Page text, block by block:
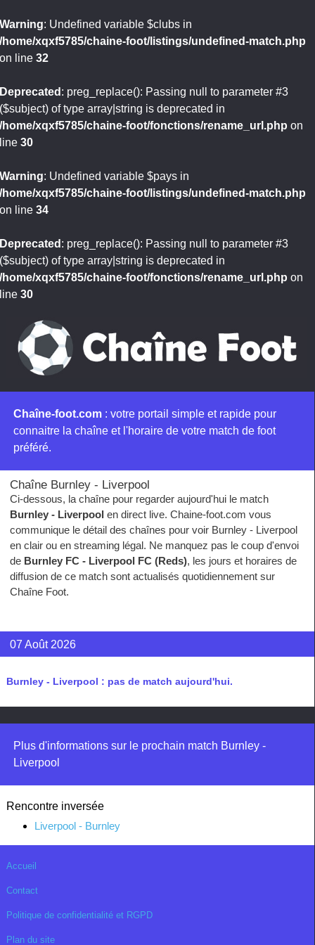
Warning: Undefined variable $clubs in
/home/xqxf5785/chaine-foot/listings/undefined-match.php
on line 32
Deprecated : preg_replace(): Passing null to parameter #3
($subject) of type array|string is deprecated in
/home/xqxf5785/chaine-foot/fonctions/rename_url.php on
line 30
Warning: Undefined variable $pays in
/home/xqxf5785/chaine-foot/listings/undefined-match.php
on line 34
Deprecated : preg_replace(): Passing null to parameter #3
($subject) of type array|string is deprecated in
/home/xqxf5785/chaine-foot/fonctions/rename_url.php on
line 30
Chaîne-foot.com : votre portail simple et rapide pour
connaitre la chaîne et l'horaire de votre match de foot
préféré.
Chaîne Burnley - Liverpool
Ci-dessous, la chaîne pour regarder aujourd'hui le match
Burnley - Liverpool en direct live. Chaine-foot.com vous
communique le détail des chaînes pour voir Burnley - Liverpool
en clair ou en streaming légal. Ne manquez pas le coup d'envoi
de Burnley FC - Liverpool FC (Reds), les jours et horaires de
diffusion de ce match sont actualisés quotidiennement sur
Chaîne Foot.
07 Août 2026
Burnley - Liverpool : pas de match aujourd'hui.
Plus d'informations sur le prochain match Burnley -
Liverpool
Rencontre inversée
Liverpool - Burnley
Accueil
Contact
Politique de confidentialité et RGPD
Plan du site